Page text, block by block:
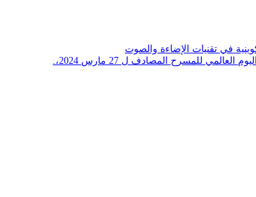
في تقنيات الإضاءة والصوت
للمسرح المصادف ل 27 مارس 2024،.